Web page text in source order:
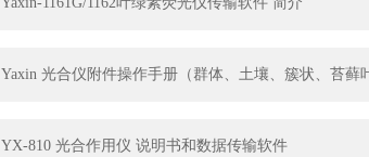
Yaxin 光合仪附件操作手册（群体、土壤、簇状、苔藓
YX-810 光合作用仪 说明书和数据传输软件